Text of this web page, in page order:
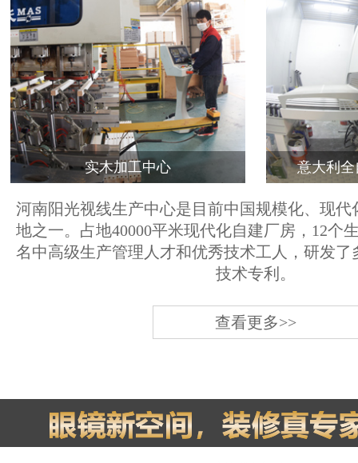
实木加工中心 意大利
河南阳光视线生产中心是目前中国规模化、现代
地之一。占地40000平米现代化自建厂房，12个
名中高级生产管理人才和优秀技术工人，研发了
技术专利。
查看更多>>